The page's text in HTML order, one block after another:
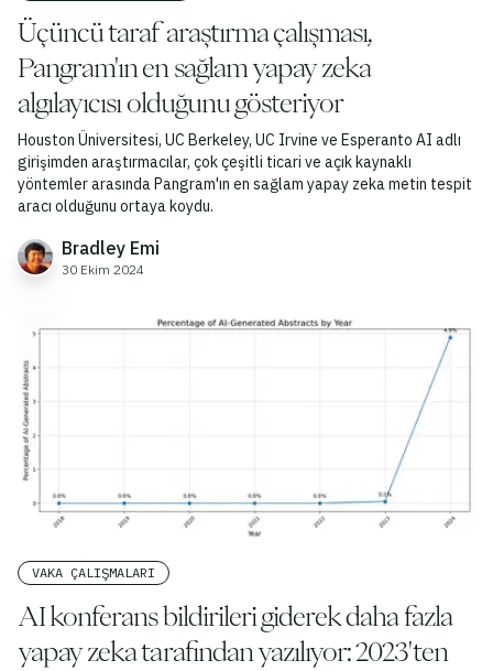
Üçüncü taraf araştırma çalışması,
Pangram'ın en sağlam yapay zeka
algılayıcısı olduğunu gösteriyor
Houston Üniversitesi, UC Berkeley, UC Irvine ve Esperanto AI adlı
girişimden araştırmacılar, çok çeşitli ticari ve açık kaynaklı
yöntemler arasında Pangram'ın en sağlam yapay zeka metin tespit
aracı olduğunu ortaya koydu.
Bradley Emi
30 Ekim 2024
VAKA ÇALIŞMALARI
AI konferans bildirileri giderek daha fazla
yapay zeka tarafından yazılıyor: 2023'ten